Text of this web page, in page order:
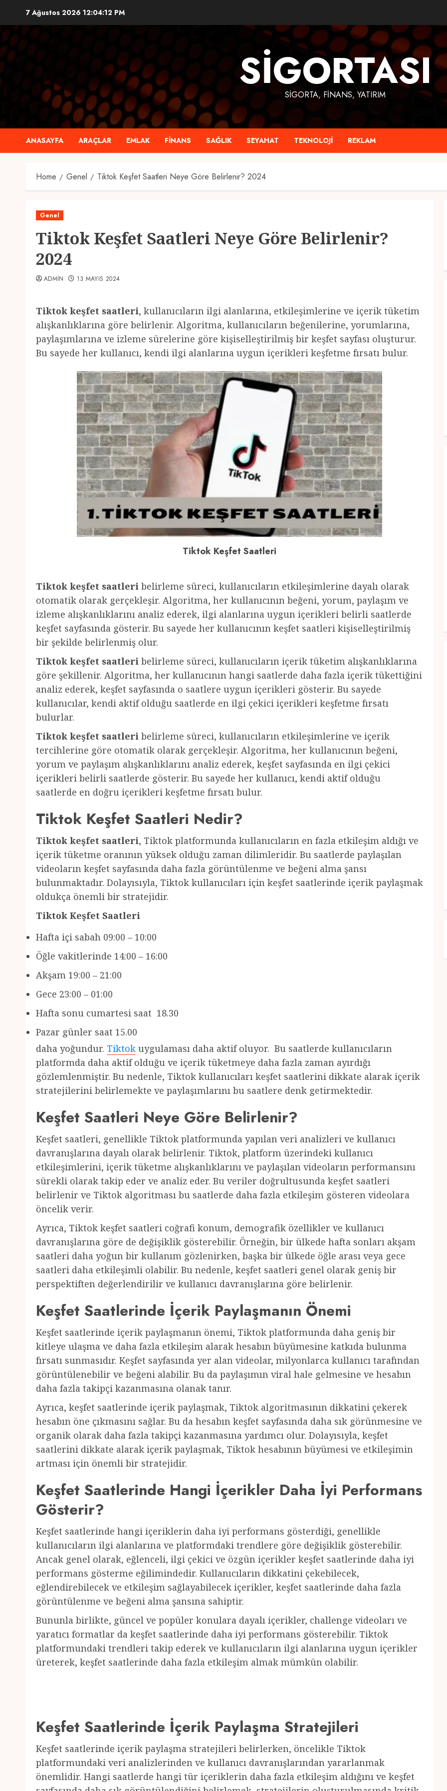
content
7 Ağustos 2026 12:04:13 PM
SIGORTASI
SIGORTA, FINANS, YATIRIM
ANASAYFA ARAÇLAR EMLAK FINANS SAĞLIK SEYAHAT TEKNOLOJI REKLAM
Home Genel Tiktok Keşfet Saatleri Neye Göre Belirlenir? 2024
Genel
Tiktok Keşfet Saatleri Neye Göre Belirlenir?
2024
ADMIN 13 MAYIS 2024
Tiktok keşfet saatleri, kullanıcıların ilgi alanlarına, etkileşimlerine ve içerik tüketim
alışkanlıklarına göre belirlenir. Algoritma, kullanıcıların beğenilerine, yorumlarına,
paylaşımlarına ve izleme sürelerine göre kişiselleştirilmiş bir keşfet sayfası oluşturur.
Bu sayede her kullanıcı, kendi ilgi alanlarına uygun içerikleri keşfetme fırsatı bulur.
Tiktok Keşfet Saatleri
Tiktok keşfet saatleri belirleme süreci, kullanıcıların etkileşimlerine dayalı olarak
otomatik olarak gerçekleşir. Algoritma, her kullanıcının beğeni, yorum, paylaşım ve
izleme alışkanlıklarını analiz ederek, ilgi alanlarına uygun içerikleri belirli saatlerde
keşfet sayfasında gösterir. Bu sayede her kullanıcının keşfet saatleri kişiselleştirilmiş
bir şekilde belirlenmiş olur.
Tiktok keşfet saatleri belirleme süreci, kullanıcıların içerik tüketim alışkanlıklarına
göre şekillenir. Algoritma, her kullanıcının hangi saatlerde daha fazla içerik tükettiğini
analiz ederek, keşfet sayfasında o saatlere uygun içerikleri gösterir. Bu sayede
kullanıcılar, kendi aktif olduğu saatlerde en ilgi çekici içerikleri keşfetme fırsatı
bulurlar.
Tiktok keşfet saatleri belirleme süreci, kullanıcıların etkileşimlerine ve içerik
tercihlerine göre otomatik olarak gerçekleşir. Algoritma, her kullanıcının beğeni,
yorum ve paylaşım alışkanlıklarını analiz ederek, keşfet sayfasında en ilgi çekici
içerikleri belirli saatlerde gösterir. Bu sayede her kullanıcı, kendi aktif olduğu
saatlerde en doğru içerikleri keşfetme fırsatı bulur.
Tiktok Keşfet Saatleri Nedir?
Tiktok keşfet saatleri, Tiktok platformunda kullanıcıların en fazla etkileşim aldığı ve
içerik tüketme oranının yüksek olduğu zaman dilimleridir. Bu saatlerde paylaşılan
videoların keşfet sayfasında daha fazla görüntülenme ve beğeni alma şansı
bulunmaktadır. Dolayısıyla, Tiktok kullanıcıları için keşfet saatlerinde içerik paylaşmak
oldukça önemli bir stratejidir.
Tiktok Keşfet Saatleri
Hafta içi sabah 09:00 – 10:00
Öğle vakitlerinde 14:00 – 16:00
Akşam 19:00 – 21:00
Gece 23:00 – 01:00
Hafta sonu cumartesi saat 18.30
Pazar günler saat 15.00
daha yoğundur. Tiktok uygulaması daha aktif oluyor. Bu saatlerde kullanıcıların
platformda daha aktif olduğu ve içerik tüketmeye daha fazla zaman ayırdığı
gözlemlenmiştir. Bu nedenle, Tiktok kullanıcıları keşfet saatlerini dikkate alarak içerik
stratejilerini belirlemekte ve paylaşımlarını bu saatlere denk getirmektedir.
Keşfet Saatleri Neye Göre Belirlenir?
Keşfet saatleri, genellikle Tiktok platformunda yapılan veri analizleri ve kullanıcı
davranışlarına dayalı olarak belirlenir. Tiktok, platform üzerindeki kullanıcı
etkileşimlerini, içerik tüketme alışkanlıklarını ve paylaşılan videoların performansını
sürekli olarak takip eder ve analiz eder. Bu veriler doğrultusunda keşfet saatleri
belirlenir ve Tiktok algoritması bu saatlerde daha fazla etkileşim gösteren videolara
öncelik verir.
Ayrıca, Tiktok keşfet saatleri coğrafi konum, demografik özellikler ve kullanıcı
davranışlarına göre de değişiklik gösterebilir. Örneğin, bir ülkede hafta sonları akşam
saatleri daha yoğun bir kullanım gözlenirken, başka bir ülkede öğle arası veya gece
saatleri daha etkileşimli olabilir. Bu nedenle, keşfet saatleri genel olarak geniş bir
perspektiften değerlendirilir ve kullanıcı davranışlarına göre belirlenir.
Keşfet Saatlerinde İçerik Paylaşmanın Önemi
Keşfet saatlerinde içerik paylaşmanın önemi, Tiktok platformunda daha geniş bir
kitleye ulaşma ve daha fazla etkileşim alarak hesabın büyümesine katkıda bulunma
fırsatı sunmasıdır. Keşfet sayfasında yer alan videolar, milyonlarca kullanıcı tarafından
görüntülenebilir ve beğeni alabilir. Bu da paylaşımın viral hale gelmesine ve hesabın
daha fazla takipçi kazanmasına olanak tanır.
Ayrıca, keşfet saatlerinde içerik paylaşmak, Tiktok algoritmasının dikkatini çekerek
hesabın öne çıkmasını sağlar. Bu da hesabın keşfet sayfasında daha sık görünmesine ve
organik olarak daha fazla takipçi kazanmasına yardımcı olur. Dolayısıyla, keşfet
saatlerini dikkate alarak içerik paylaşmak, Tiktok hesabının büyümesi ve etkileşimin
artması için önemli bir stratejidir.
Keşfet Saatlerinde Hangi İçerikler Daha İyi Performans
Gösterir?
Keşfet saatlerinde hangi içeriklerin daha iyi performans gösterdiği, genellikle
kullanıcıların ilgi alanlarına ve platformdaki trendlere göre değişiklik gösterebilir.
Ancak genel olarak, eğlenceli, ilgi çekici ve özgün içerikler keşfet saatlerinde daha iyi
performans gösterme eğilimindedir. Kullanıcıların dikkatini çekebilecek,
eğlendirebilecek ve etkileşim sağlayabilecek içerikler, keşfet saatlerinde daha fazla
görüntülenme ve beğeni alma şansına sahiptir.
Bununla birlikte, güncel ve popüler konulara dayalı içerikler, challenge videoları ve
yaratıcı formatlar da keşfet saatlerinde daha iyi performans gösterebilir. Tiktok
platformundaki trendleri takip ederek ve kullanıcıların ilgi alanlarına uygun içerikler
üreterek, keşfet saatlerinde daha fazla etkileşim almak mümkün olabilir.
Keşfet Saatlerinde İçerik Paylaşma Stratejileri
Keşfet saatlerinde içerik paylaşma stratejileri belirlerken, öncelikle Tiktok
platformundaki veri analizlerinden ve kullanıcı davranışlarından yararlanmak
önemlidir. Hangi saatlerde hangi tür içeriklerin daha fazla etkileşim aldığını ve keşfet